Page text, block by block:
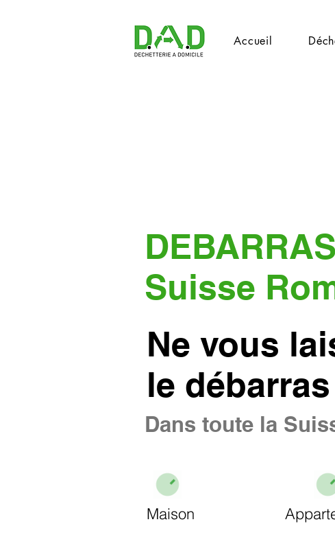
Accueil
DEBARRAS
Suisse
Ne vous
le
Dans toute la
Maison